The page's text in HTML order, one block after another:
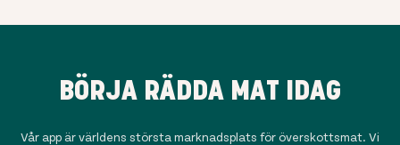
BÖRJA RÄDDA MAT IDAG
Vår app är världens största marknadsplats för överskottsmat. Vi